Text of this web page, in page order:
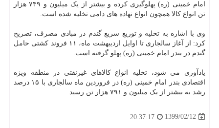
امام خمینی (ره) پهلوگیری کرده و بیشتر از یک میلیون و ۷۴۹ هزار
تن انواع کالا همچون انواع نهاده های دامی تخلیه شده است.
وی با اشاره به تخلیه و توزیع سریع گندم در مبادی مصرف، تصریح
کرد: از آغاز سالجاری تا اوایل اردیبهشت ماه، ۱۱ فروند کشتی حامل
گندم در بندر امام خمینی (ره) پهلو گرفته است.
یادآوری می شود، تخلیه انواع کالاهای غیرنفتی در منطقه ویژه
اقتصادی بندر امام خمینی (ره) در فروردین ماه سالجاری با ۱۵ درصد
رشد به بیشتر از یک میلیون و ۷۹۱ هزار تن رسید
1399/02/12
20:37:17